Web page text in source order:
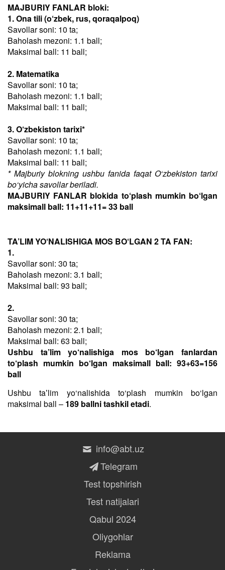
MAJBURIY FANLAR bloki:
1. Ona tili (o‘zbek, rus, qoraqalpoq)
Savollar soni: 10 ta;
Baholash mezoni: 1.1 ball;
Maksimal ball: 11 ball;
2. Matematika
Savollar soni: 10 ta;
Baholash mezoni: 1.1 ball;
Maksimal ball: 11 ball;
3. O‘zbekiston tarixi*
Savollar soni: 10 ta;
Baholash mezoni: 1.1 ball;
Maksimal ball: 11 ball;
* Majburiy blokning ushbu fanida faqat O‘zbekiston tarixi
bo‘yicha savollar beriladi.
MAJBURIY FANLAR blokida to‘plash mumkin bo‘lgan
maksimall ball: 11+11+11= 33 ball
TA’LIM YO‘NALISHIGA MOS BO‘LGAN 2 TA FAN:
1.
Savollar soni: 30 ta;
Baholash mezoni: 3.1 ball;
Maksimal ball: 93 ball;
2.
Savollar soni: 30 ta;
Baholash mezoni: 2.1 ball;
Maksimal ball: 63 ball;
Ushbu ta’lim yo‘nalishiga mos bo‘lgan fanlardan
to‘plash mumkin bo‘lgan maksimall ball: 93+63=156
ball
Ushbu taʼlim yo‘nalishida to‘plash mumkin bo‘lgan
maksimal ball – 189 ballni tashkil etadi.
info@abt.uz
Telegram
Test topshirish
Test natijalari
Qabul 2024
Oliygohlar
Reklama